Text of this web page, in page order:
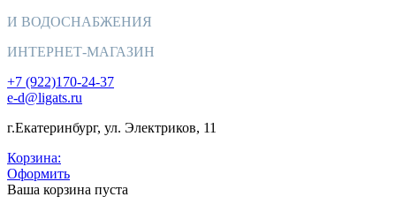
И ВОДОСНАБЖЕНИЯ
ИНТЕРНЕТ-МАГАЗИН
+7 (922)170-24-37
e-d@ligats.ru
г.Екатеринбург, ул. Электриков, 11
Корзина:
Оформить
Ваша корзина пуста